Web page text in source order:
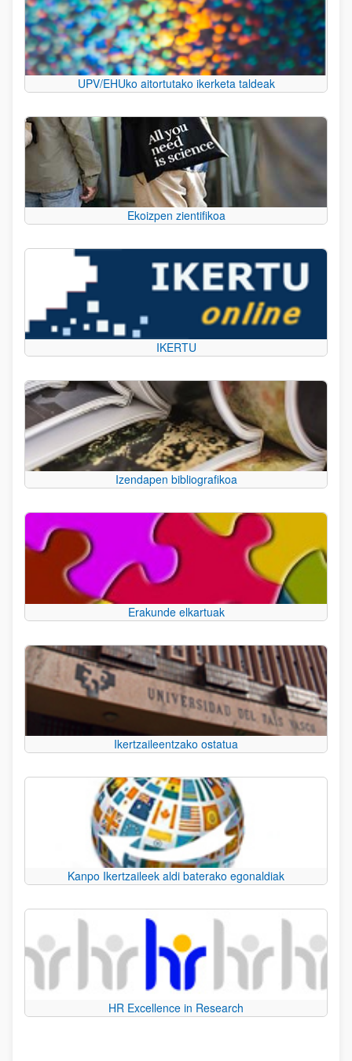
UPV/EHUko aitortutako ikerketa taldeak
Ekoizpen zientifikoa
IKERTU
Izendapen bibliografikoa
Erakunde elkartuak
Ikertzaileentzako ostatua
Kanpo Ikertzaileek aldi baterako egonaldiak
HR Excellence in Research